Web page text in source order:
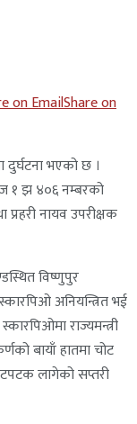
on EmailShare on
दुर्घटना भएको छ ।
ज १ झ ४०६ नम्बरको
प्रहरी नायव उपरीक्षक
विष्णुपुर
अनियन्त्रित भई
राज्यमन्त्री
बायाँ हातमा चोट
लागेको सप्तरी